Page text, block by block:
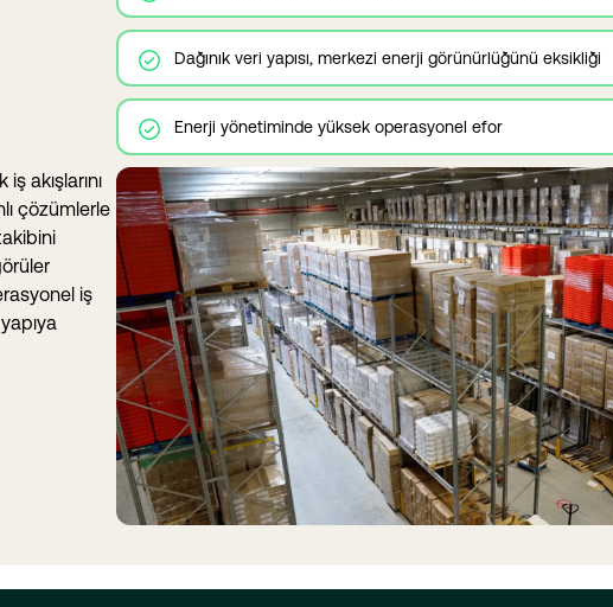
Dağınık veri yapısı, merkezi enerji görünürlüğünü eksikliği
Enerji yönetiminde yüksek operasyonel efor
akışlarını
çözümlerle
iş